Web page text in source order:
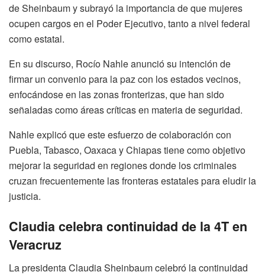
de Sheinbaum y subrayó la importancia de que mujeres
ocupen cargos en el Poder Ejecutivo, tanto a nivel federal
como estatal.
En su discurso, Rocío Nahle anunció su intención de
firmar un convenio para la paz con los estados vecinos,
enfocándose en las zonas fronterizas, que han sido
señaladas como áreas críticas en materia de seguridad.
Nahle explicó que este esfuerzo de colaboración con
Puebla, Tabasco, Oaxaca y Chiapas tiene como objetivo
mejorar la seguridad en regiones donde los criminales
cruzan frecuentemente las fronteras estatales para eludir la
justicia.
Claudia celebra continuidad de la 4T en
Veracruz
La presidenta Claudia Sheinbaum celebró la continuidad